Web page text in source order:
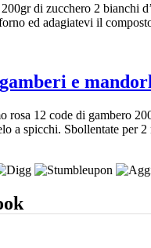
di zucchero 2 bianchi
ed adagiatevi il
e
rosa 12 code di gambero
a spicchi. Sbollentate